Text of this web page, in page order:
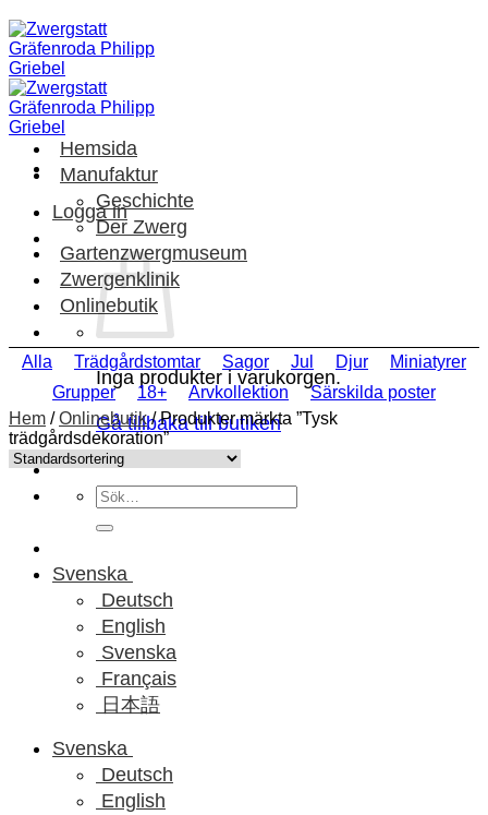
Skip
to
content
Logga in
Inga produkter i varukorgen.
Gå tillbaka till butiken
Sök
efter:
Svenska
Deutsch
English
Svenska
Français
日本語
Svenska
Deutsch
English
Hemsida
Manufaktur
Geschichte
Der Zwerg
Gartenzwergmuseum
Zwergenklinik
Onlinebutik
Alla Trädgårdstomtar Sagor Jul Djur
Miniatyrer
Grupper
18+ Arvkollektion
Särskilda poster
Hem / Onlinebutik /Produkter märkta ”Tysk
trädgårdsdekoration”